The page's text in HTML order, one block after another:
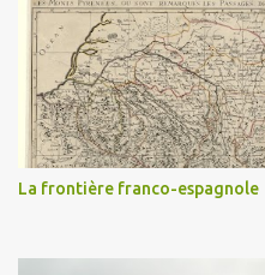
La frontière franco-espagnole